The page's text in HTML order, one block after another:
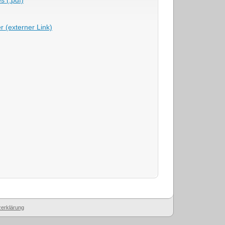
(externer Link)